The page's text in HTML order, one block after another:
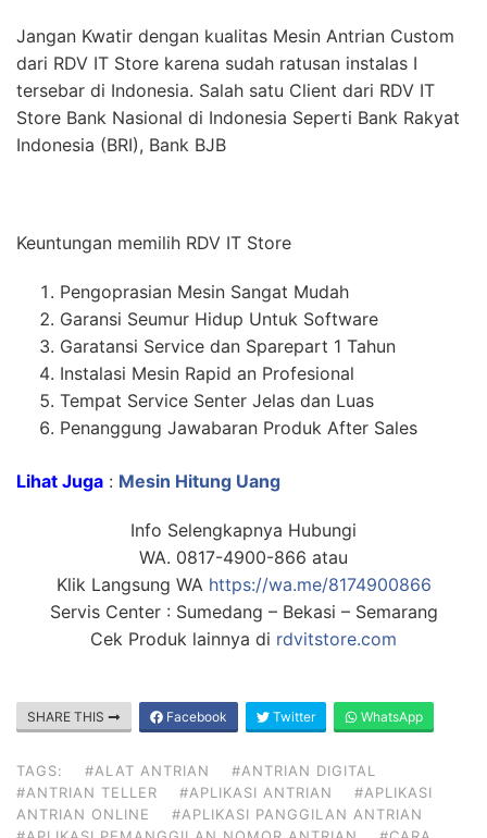
Jangan Kwatir dengan kualitas Mesin Antrian Custom
dari RDV IT Store karena sudah ratusan instalas I
tersebar di Indonesia. Salah satu Client dari RDV IT
Store Bank Nasional di Indonesia Seperti Bank Rakyat
Indonesia (BRI), Bank BJB
Keuntungan memilih RDV IT Store
Pengoprasian Mesin Sangat Mudah
Garansi Seumur Hidup Untuk Software
Garatansi Service dan Sparepart 1 Tahun
Instalasi Mesin Rapid an Profesional
Tempat Service Senter Jelas dan Luas
Penanggung Jawabaran Produk After Sales
Lihat Juga : Mesin Hitung Uang
Info Selengkapnya Hubungi
WA. 0817-4900-866 atau
Klik Langsung WA https://wa.me/8174900866
Servis Center : Sumedang – Bekasi – Semarang
Cek Produk lainnya di rdvitstore.com
SHARE THIS Facebook Twitter WhatsApp
TAGS: #ALAT ANTRIAN
#ANTRIAN DIGITAL
#ANTRIAN TELLER
#APLIKASI ANTRIAN
#APLIKASI
ANTRIAN ONLINE
#APLIKASI PANGGILAN ANTRIAN